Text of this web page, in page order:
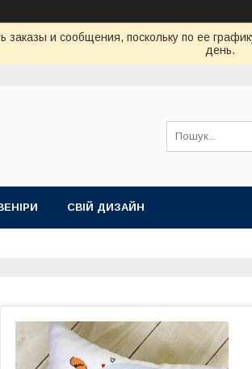
заказы и сообщения, поскольку по ее
день.
СВІЙ ДИЗАЙН